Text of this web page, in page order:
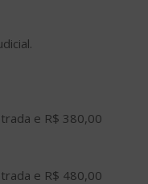
e R$ 380,00
e R$ 480,00